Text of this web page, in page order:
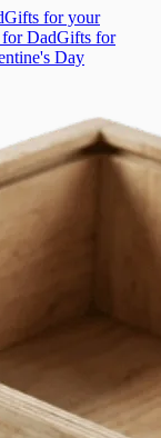
Gifts for your
DadGifts for
Day